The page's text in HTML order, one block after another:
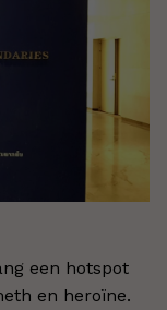
een hotspot
en heroïne.